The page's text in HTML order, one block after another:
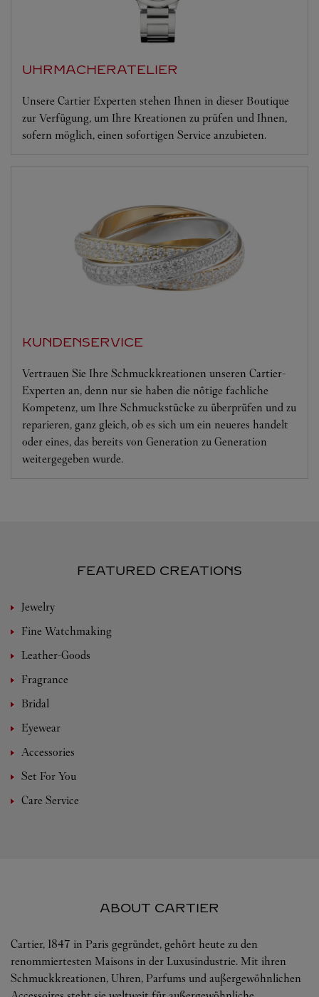
UHRMACHERATELIER
Unsere Cartier Experten stehen Ihnen in dieser Boutique
zur Verfügung, um Ihre Kreationen zu prüfen und Ihnen,
sofern möglich, einen sofortigen Service anzubieten.
KUNDENSERVICE
Vertrauen Sie Ihre Schmuckkreationen unseren Cartier-
Experten an, denn nur sie haben die nötige fachliche
Kompetenz, um Ihre Schmuckstücke zu überprüfen und zu
reparieren, ganz gleich, ob es sich um ein neueres handelt
oder eines, das bereits von Generation zu Generation
weitergegeben wurde.
FEATURED CREATIONS
Jewelry
Fine Watchmaking
Leather-Goods
Fragrance
Bridal
Eyewear
Accessories
Set For You
Care Service
ABOUT CARTIER
Cartier, 1847 in Paris gegründet, gehört heute zu den
renommiertesten Maisons in der Luxusindustrie. Mit ihren
Schmuckkreationen, Uhren, Parfums und außergewöhnlichen